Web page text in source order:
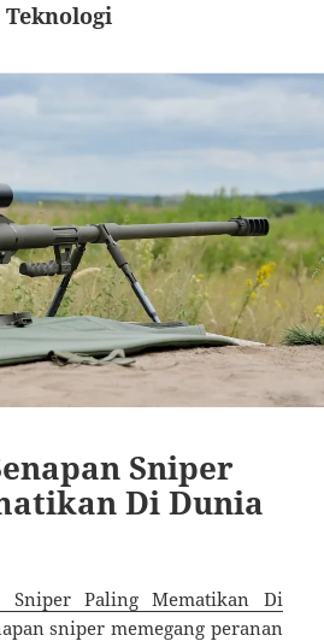
Sniper
Di Dunia
Sniper Paling Mematikan Di
sniper memegang peranan